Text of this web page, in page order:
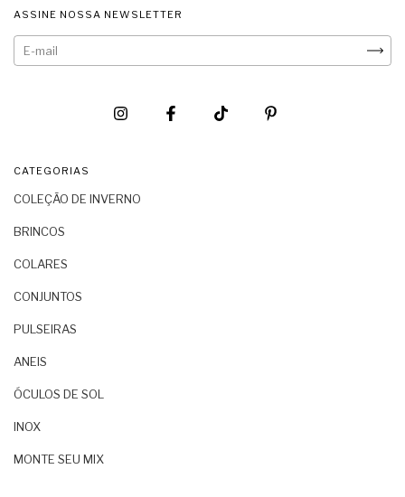
ASSINE NOSSA NEWSLETTER
CATEGORIAS
COLEÇÃO DE INVERNO
BRINCOS
COLARES
CONJUNTOS
PULSEIRAS
ANEIS
ÓCULOS DE SOL
INOX
MONTE SEU MIX